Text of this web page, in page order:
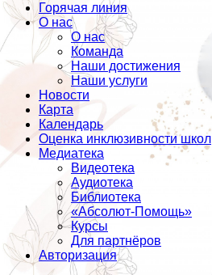
Горячая линия
О нас
О нас
Команда
Наши достижения
Наши услуги
Новости
Карта
Календарь
Оценка инклюзивности школ
Медиатека
Видеотека
Аудиотека
Библиотека
«Абсолют-Помощь»
Курсы
Для партнёров
Авторизация